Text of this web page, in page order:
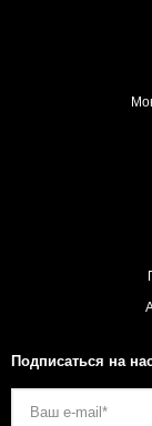
Подписаться на